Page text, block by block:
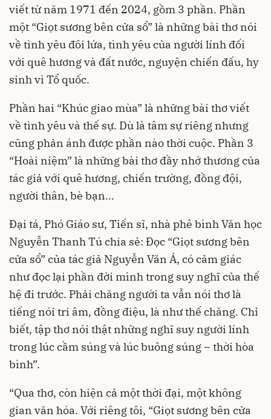
viết từ năm 1971 đến 2024, gồm 3 phần. Phần
một “Giọt sương bên cửa sổ” là những bài thơ nói
về tình yêu đôi lứa, tình yêu của người lính đối
với quê hương và đất nước, nguyện chiến đấu, hy
sinh vì Tổ quốc.
Phần hai “Khúc giao mùa” là những bài thơ viết
về tình yêu và thế sự. Dù là tâm sự riêng nhưng
cũng phản ánh được phần nào thời cuộc. Phần 3
“Hoài niệm” là những bài thơ đầy nhớ thương của
tác giả với quê hương, chiến trường, đồng đội,
người thân, bè bạn…
Đại tá, Phó Giáo sư, Tiến sĩ, nhà phê bình Văn học
Nguyễn Thanh Tú chia sẻ: Đọc “Giọt sương bên
cửa sổ” của tác giả Nguyễn Văn Á, có cảm giác
như đọc lại phần đời mình trong suy nghĩ của thế
hệ đi trước. Phải chăng người ta vẫn nói thơ là
tiếng nói tri âm, đồng điệu, là như thế chăng. Chỉ
biết, tập thơ nói thật những nghĩ suy người lính
trong lúc cầm súng và lúc buông súng – thời hòa
bình”.
“Qua thơ, còn hiện cả một thời đại, một không
gian văn hóa. Với riêng tôi, “Giọt sương bên cửa